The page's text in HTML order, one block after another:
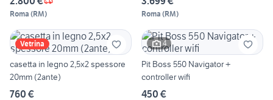
Roma (RM) Roma (RM)
Vetrina
casetta in legno 2,5x2 spessore
20mm (2ante)
760 €
4
Pit Boss 550 Navigator +
controller wifi
450 €